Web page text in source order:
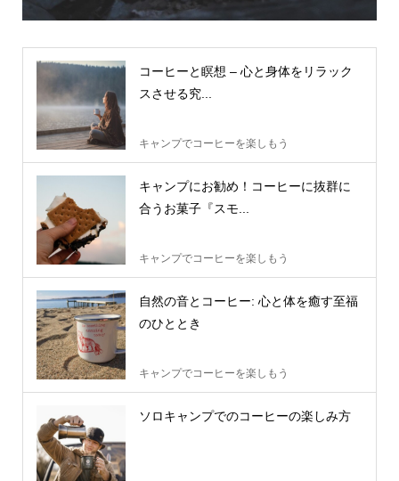
コーヒーと瞑想 – 心と身体をリラック
スさせる究...
キャンプでコーヒーを楽しもう
キャンプにお勧め！コーヒーに抜群に
合うお菓子『スモ...
キャンプでコーヒーを楽しもう
自然の音とコーヒー: 心と体を癒す至福
のひととき
キャンプでコーヒーを楽しもう
ソロキャンプでのコーヒーの楽しみ方